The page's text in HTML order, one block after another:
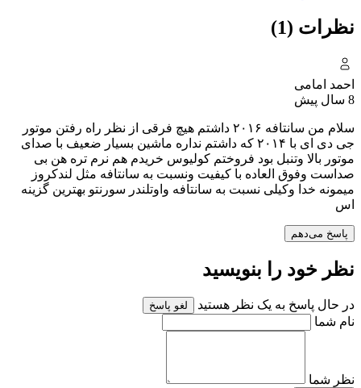
نظرات (1)
احمد امامی
8 سال پیش
سلام من سانتافه ۲۰۱۶ داشتم هیچ فرقی از نظر راه رفتن موتور
جی دی ای با ۲۰۱۴ که داشتم نداره ماشین بسیار ضعیف با صدای
موتور بالا وتنبل بود فروختم کولیوس خریدم هم نرم تره هن بی
صداست وفوق العاده با کیفیت ونسبت به سانتافه مثل لندکروز
میمونه خدا وکیلی نسبت به سانتافه واوتلندر سورنتو بهترین گزینه
اس
پاسخ می‌دهم
نظر خود را بنویسید
در حال پاسخ به یک نظر هستید لغو پاسخ
نام شما
نظر شما